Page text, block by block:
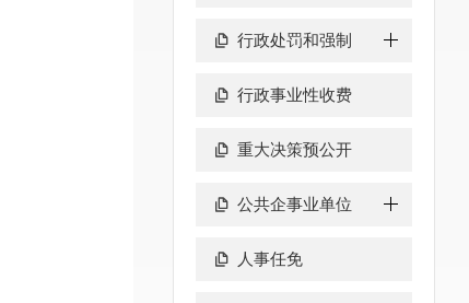
行政处罚和强制
行政事业性收费
重大决策预公开
公共企事业单位
人事任免